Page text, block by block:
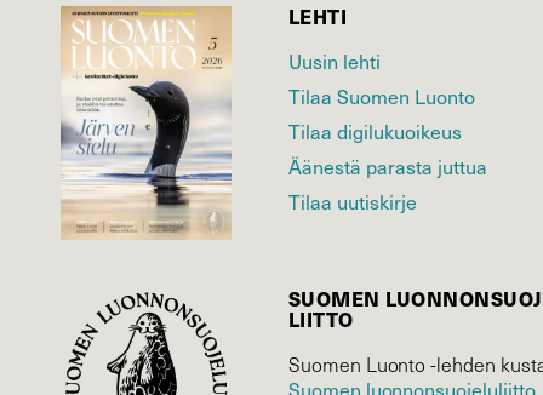
LEHTI
Uusin lehti
Tilaa Suomen Luonto
Tilaa digilukuoikeus
Äänestä parasta juttua
Tilaa uutiskirje
SUOMEN
LIITTO
Suomen Luonto -lehden
Suomen luonnonsuojelu­liitto.